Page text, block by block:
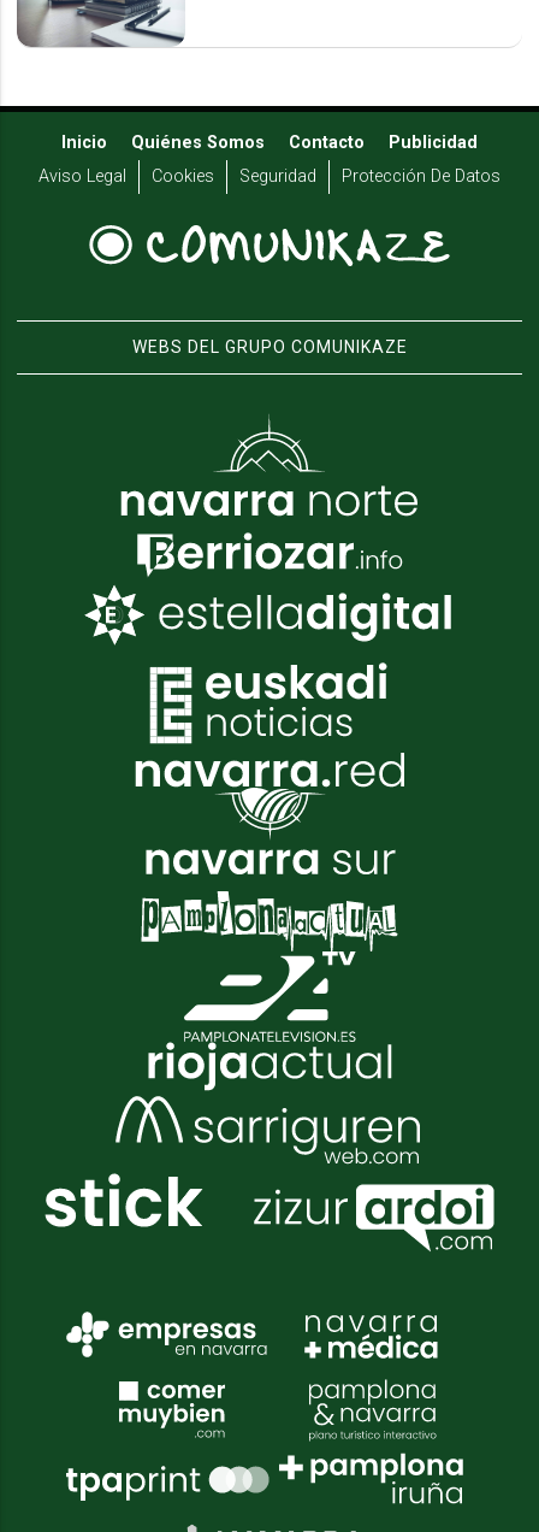
Inicio Quiénes Somos Contacto
Publicidad
Aviso Legal
Cookies Seguridad Protección De Datos
WEBS DEL GRUPO COMUNIKAZE